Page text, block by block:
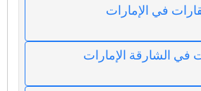
في الإمارات
في الشارقة الإمارات